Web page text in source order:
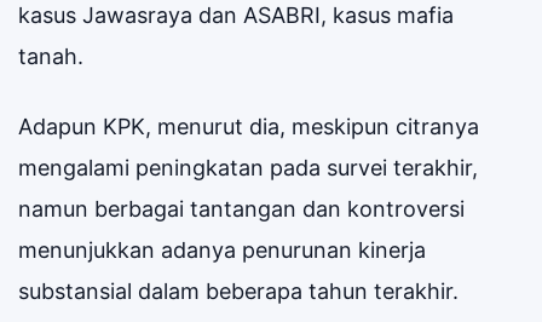
kasus Jawasraya dan ASABRI, kasus mafia
tanah.
Adapun KPK, menurut dia, meskipun citranya
mengalami peningkatan pada survei terakhir,
namun berbagai tantangan dan kontroversi
menunjukkan adanya penurunan kinerja
substansial dalam beberapa tahun terakhir.